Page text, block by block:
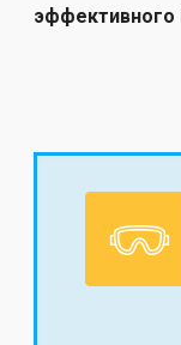
эффективного